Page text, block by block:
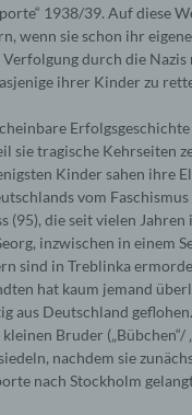
1938/39. Auf diese
wenn sie schon ihr
durch die Nazis
ihrer Kinder zu
sie tragische Kehrseiten
Kinder sahen ihre
vom Faschismus
(95), die seit vielen
inzwischen in einem
sind in Treblinka
hat kaum jemand
aus Deutschland
Bruder („Bübchen“/
nachdem sie
nach Stockholm